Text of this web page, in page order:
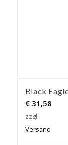
Black
€31,58
zzgl.
Versand